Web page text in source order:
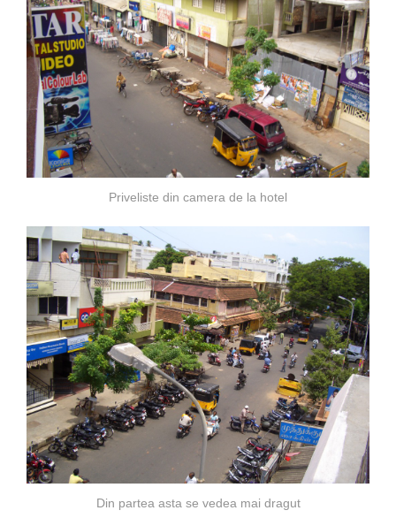
Priveliste din camera de la hotel
Din partea asta se vedea mai dragut